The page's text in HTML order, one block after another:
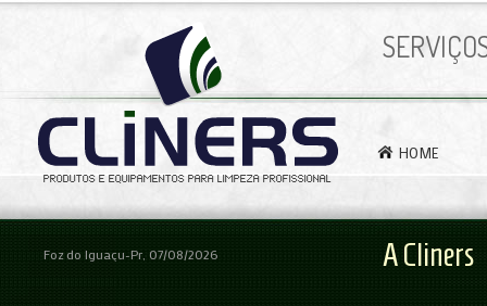
HOME
Foz do Iguaçu-Pr, 07/08/2026 A Cliners